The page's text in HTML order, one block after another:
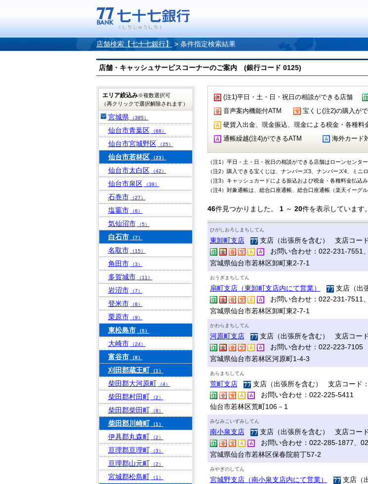
店舗検索【七十七銀行】 > 条件指定検索結果
店舗・キャッシュサービスコーナーのご案内 (銀行コード 0125)
(注1)平日・土・日・祝日の相談ができる店舗
音声案内機能付ATM
宝くじ(注2)の購入が
硬貨入出金、現金振込、現金による税金・各種
通帳繰越(注4)ができるATM
海外カード
（注1）平日・土・日・祝日の相談ができる店舗はローンセンタ
（注2）購入できる宝くじは、ナンバーズ3、ナンバーズ4、ミニ
（注3）キャッシュカードによる振込および税金・各種料金払込
（注4）対象通帳は、総合口座通帳、総合口座通帳（楽天イーグ
46件見つかりました。 1～ 20件を表示しています
ひがしおろしまちしてん
東卸町支店
支店（出張所を含む） 支店コー
お問い合わせ：022-231-7551
宮城県仙台市若林区卸町東2-7-1
おうぎまちしてん
扇町支店（東卸町支店内にて営業）
支店（出
お問い合わせ：022-231-7511
宮城県仙台市若林区卸町東2-7-1
かわらまちしてん
河原町支店
支店（出張所を含む） 支店コー
お問い合わせ：022-223-7105
宮城県仙台市若林区河原町1-4-3
あらまちしてん
荒町支店
支店（出張所を含む） 支店コード
お問い合わせ：022-225-5411
仙台市若林区荒町106－1
みなみこいずみしてん
南小泉支店
支店（出張所を含む） 支店コー
お問い合わせ：022-285-1877、
宮城県仙台市若林区保春院前丁57-2
みやぎのしてん
宮城野支店（南小泉支店内にて営業）
支店（
エリア絞込み※複数選択可
（再クリックで選択解除されます）
宮城県 （385）
仙台市青葉区 （68）
仙台市宮城野区 （25）
仙台市若林区 （23）
仙台市太白区 （42）
仙台市泉区 （39）
石巻市 （27）
塩竈市 （6）
気仙沼市 （5）
白石市 （7）
名取市 （15）
角田市 （3）
多賀城市 （11）
岩沼市 （7）
登米市 （8）
栗原市 （9）
東松島市 （5）
大崎市 （24）
富谷市 （8）
刈田郡蔵王町 （1）
柴田郡大河原町 （4）
柴田郡村田町 （2）
柴田郡柴田町 （8）
柴田郡川崎町 （1）
伊具郡丸森町 （2）
亘理郡亘理町 （3）
亘理郡山元町 （2）
宮城郡松島町 （1）